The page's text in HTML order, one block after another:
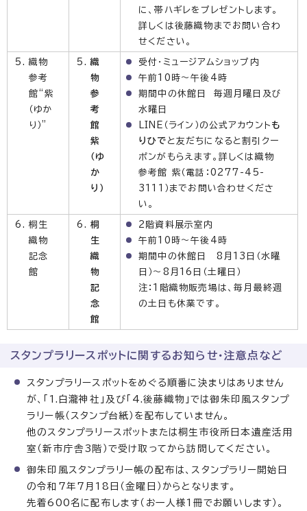
に、帯ハギレをプレゼントします。
詳しくは後藤織物までお問い合わ
せください。
織物
参考
館“紫
（ゆか
り）”
織
物
参
考
館
紫
（ゆ
か
り）
受付・ミュージアムショップ内
午前10時～午後4時
期間中の休館日 毎週月曜日及び
水曜日
LINE（ライン）の公式アカウント も
りひで と友だちになると割引クー
ポンがもらえます。詳しくは織物
参考館 紫（電話：0277-45-
3111）までお問い合わせくださ
い。
桐生
織物
記念
館
桐
生
織
物
記
念
館
2階資料展示室内
午前10時～午後4時
期間中の休館日 8月13日（水曜
日）～8月16日（土曜日）
注：1階織物販売場は、毎月最終週
の土日も休業です。
スタンプラリースポットに関するお知らせ・注意点など
スタンプラリースポットをめぐる順番に決まりはありません
が、「1.白瀧神社」及び「4.後藤織物」では御朱印風スタンプ
ラリー帳（スタンプ台紙）を配布していません。
他のスタンプラリースポットまたは桐生市役所日本遺産活用
室（新市庁舎3階）で受け取ってから訪問してください。
御朱印風スタンプラリー帳の配布は、スタンプラリー開始日
の令和7年7月18日（金曜日）からとなります。
先着600名に配布します（お一人様1冊でお願いします）。